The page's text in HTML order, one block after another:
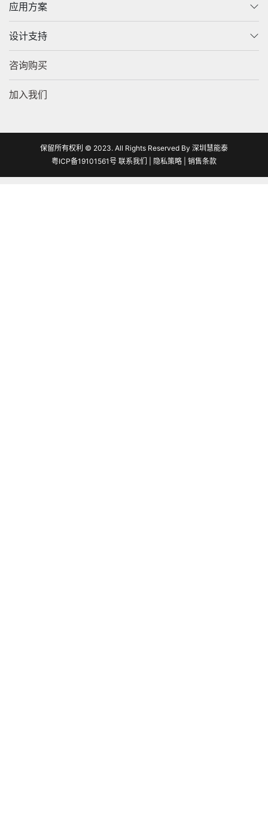
应用方案
设计支持
咨询购买
加入我们
保留所有权利 © 2023. All Rights Reserved By 深圳慧能泰
粤ICP备19101561号 联系我们 隐私策略 销售条款